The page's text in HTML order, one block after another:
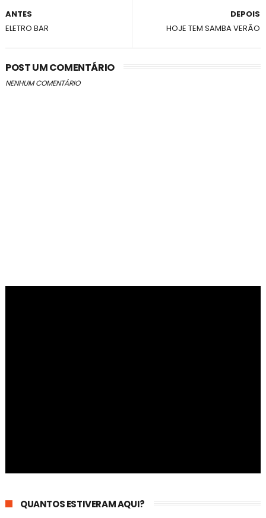
DEPOIS
HOJE TEM SAMBA VERÂO
ANTES
ELETRO BAR
POST UM COMENTÁRIO
NENHUM COMENTÁRIO
QUANTOS ESTIVERAM AQUI?